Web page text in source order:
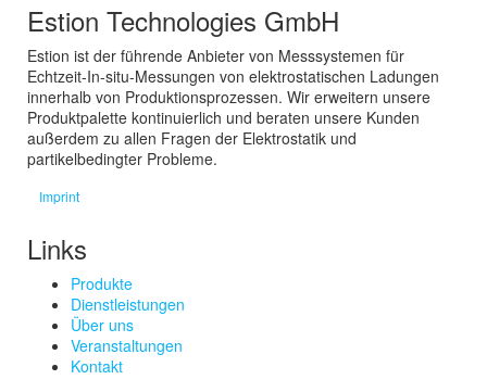
Estion Technologies GmbH
Estion ist der führende Anbieter von Messsystemen für
Echtzeit-In-situ-Messungen von elektrostatischen Ladungen
innerhalb von Produktionsprozessen. Wir erweitern unsere
Produktpalette kontinuierlich und beraten unsere Kunden
außerdem zu allen Fragen der Elektrostatik und
partikelbedingter Probleme.
Imprint
Links
Produkte
Dienstleistungen
Über uns
Veranstaltungen
Kontakt